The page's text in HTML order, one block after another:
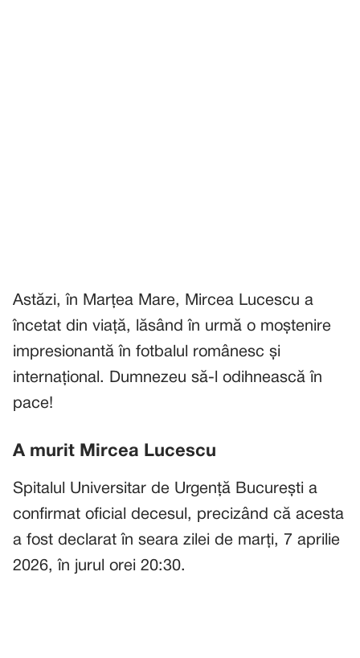
Astăzi, în Marțea Mare, Mircea Lucescu a
încetat din viață, lăsând în urmă o moștenire
impresionantă în fotbalul românesc și
internațional. Dumnezeu să-l odihnească în
pace!
A murit Mircea Lucescu
Spitalul Universitar de Urgență București a
confirmat oficial decesul, precizând că acesta
a fost declarat în seara zilei de marți, 7 aprilie
2026, în jurul orei 20:30.